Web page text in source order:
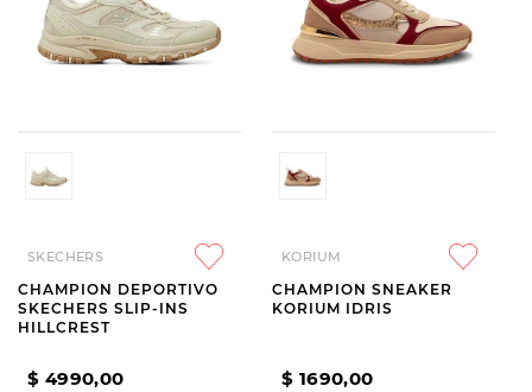
SKECHERS
CHAMPION DEPORTIVO
SKECHERS SLIP-INS
HILLCREST
$ 4990,00
KORIUM
CHAMPION SNEAKER
KORIUM IDRIS
$ 1690,00